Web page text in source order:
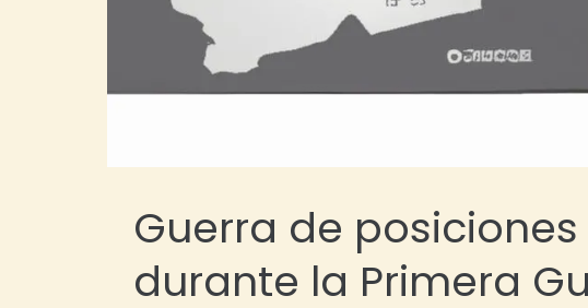
Guerra de
durante la Primera